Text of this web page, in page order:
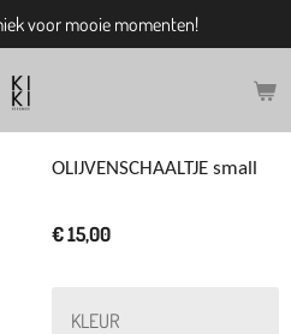
voor mooie momenten!
OLIJVENSCHAALTJE small
€ 15,00
KLEUR